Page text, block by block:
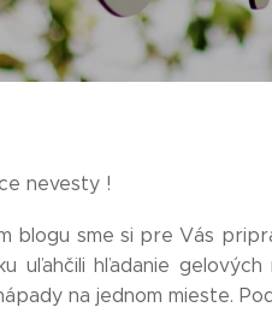
nevesty !
blogu sme si pre Vás
uľahčili hľadanie
na jednom mieste.